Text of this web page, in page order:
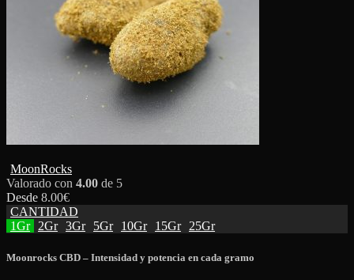
MoonRocks
Valorado con 4.00 de 5
Desde 8.00€
CANTIDAD
1Gr 2Gr 3Gr 5Gr 10Gr 15Gr 25Gr
Moonrocks CBD – Intensidad y potencia en cada gramo